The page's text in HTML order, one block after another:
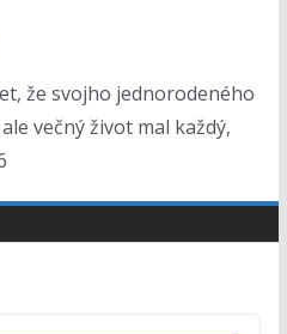
že svojho jednorodeného
večný život mal každý,